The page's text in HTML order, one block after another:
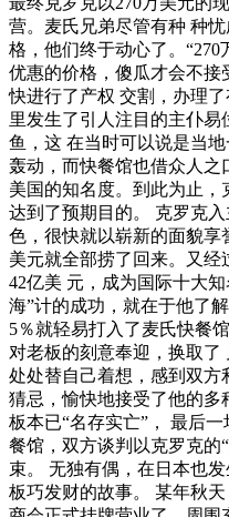
营。麦氏兄弟尽管有种 种
格，他们终于动心了。“270
优惠的价格，傻瓜才会不接
快进行了产权 交割，办理
里发生了引人注目的主仆
鱼，这 在当时可以说是当
轰动，而快餐馆也借众人之
美国的知名度。到此为止，
达到了预期目的。 克罗克
色，很快就以崭新的面貌享
美元就全部捞了回来。又经
42亿美 元，成为国际十大
海”计的成功，就在于他了
5％就轻易打入了麦氏快餐
对老板的刻意奉迎，换取
处处替自己着想，感到双方
猜忌，愉快地接受了他的
板本已“名存实亡”， 最后
餐馆，双方谈判以克罗克的
束。 无独有偶，在日本也
板巧发财的故事。 某年秋